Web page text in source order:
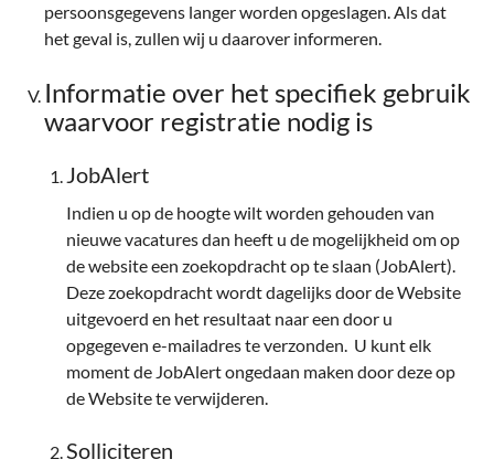
persoonsgegevens langer worden opgeslagen. Als dat
het geval is, zullen wij u daarover informeren.
Informatie over het specifiek gebruik
waarvoor registratie nodig is
JobAlert
Indien u op de hoogte wilt worden gehouden van
nieuwe vacatures dan heeft u de mogelijkheid om op
de website een zoekopdracht op te slaan (JobAlert).
Deze zoekopdracht wordt dagelijks door de Website
uitgevoerd en het resultaat naar een door u
opgegeven e-mailadres te verzonden. U kunt elk
moment de JobAlert ongedaan maken door deze op
de Website te verwijderen.
Solliciteren